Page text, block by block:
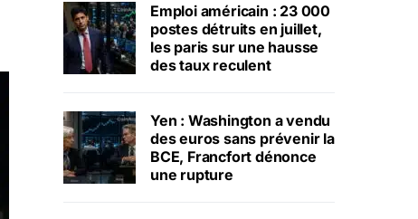
Emploi américain : 23 000
postes détruits en juillet,
les paris sur une hausse
des taux reculent
Yen : Washington a vendu
des euros sans prévenir la
BCE, Francfort dénonce
une rupture